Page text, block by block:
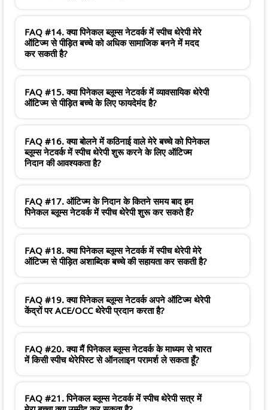
FAQ #14. क्या पिनेकल ब्लूम्स नेटवर्क में स्पीच थेरेपी मेरे
ऑटिज्म से पीड़ित बच्चे को अधिक सामाजिक बनने में मदद
कर सकती है?
FAQ #15. क्या पिनेकल ब्लूम्स नेटवर्क में व्यावसायिक थेरेपी
ऑटिज्म से पीड़ित बच्चे के लिए फायदेमंद है?
FAQ #16. क्या बोलने में कठिनाई वाले मेरे बच्चे को पिनेकल
ब्लूम्स नेटवर्क में स्पीच थेरेपी शुरू करने के लिए ऑटिज्म
निदान की आवश्यकता है?
FAQ #17. ऑटिज्म के निदान के कितने समय बाद हम
पिनेकल ब्लूम्स नेटवर्क में स्पीच थेरेपी शुरू कर सकते हैं?
FAQ #18. क्या पिनेकल ब्लूम्स नेटवर्क में स्पीच थेरेपी मेरे
ऑटिज्म से पीड़ित अशाब्दिक बच्चे की सहायता कर सकती है?
FAQ #19. क्या पिनेकल ब्लूम्स नेटवर्क अपने ऑटिज्म थेरेपी
केंद्रों पर ACE/OCC थेरेपी प्रदान करता है?
FAQ #20. क्या मैं पिनेकल ब्लूम्स नेटवर्क के माध्यम से भारत
में किसी स्पीच थेरेपिस्ट से ऑनलाइन परामर्श ले सकता हूँ?
FAQ #21. पिनेकल ब्लूम्स नेटवर्क में स्पीच थेरेपी सत्र में